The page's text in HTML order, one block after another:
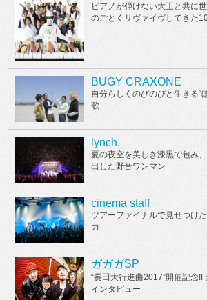
ピアノが弾けない大王と共に
のごとくサヴァイヴしてきた
BUGY CRAXONE
自分らしくのびのびと生きる“
歌
lynch.
夏の夜空を美しき漆黒で包み
出した野音ワンマン
cinema staff
ツアーファイナルで見せつけ
力
ガガガSP
“長田大行進曲2017”開催記念!!
インタビュー